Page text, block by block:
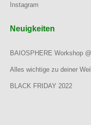
Instagram
Neuigkeiten
BAIOSPHERE Workshop
Alles wichtige zu deiner
BLACK FRIDAY 2022